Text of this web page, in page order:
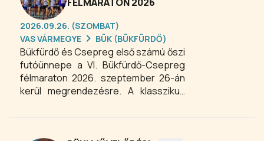
2026.09.26. (SZOMBAT)
VAS VÁRMEGYE
BÜK (BÜKFÜRDŐ)
Bükfürdő és Csepreg első számú őszi
futóünnepe a VI. Bükfürdő-Csepreg
félmaraton 2026. szeptember 26-án
kerül megrendezésre. A klasszikus
távok kedvelőit is örömmel várjuk, sőt